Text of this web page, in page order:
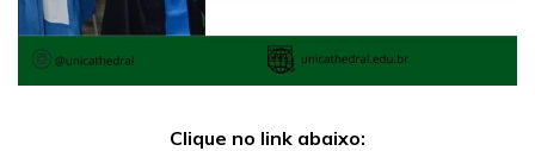
Clique no link abaixo: